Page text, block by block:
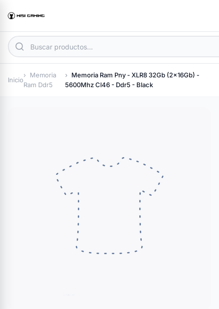
Inicio
Memoria
Ram Ddr5
Memoria Ram Pny - XLR8 32Gb (2x16Gb) -
5600Mhz Cl46 - Ddr5 - Black